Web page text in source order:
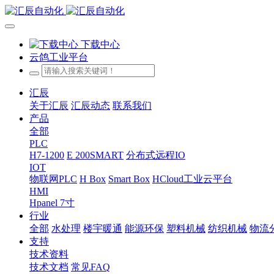
下载中心
云鸽工业平台
汇辰
关于汇辰 汇辰动态 联系我们
产品
全部
PLC
H7-1200 E 200SMART 分布式远程IO
IOT
物联网PLC H Box Smart Box HCloud工业云平台
HMI
Hpanel 7寸
行业
全部 水处理 楼宇暖通 能源环保 塑料机械 纺织机械 物流
支持
技术资料
技术文档 常见FAQ